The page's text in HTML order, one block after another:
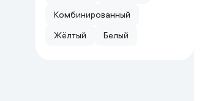
Комбинированный
Жёлтый
Белый